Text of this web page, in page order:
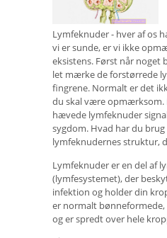
Lymfeknuder - hver af os
vi er sunde, er vi ikke
eksistens. Først når noget
let mærke de forstørrede
fingrene. Normalt er det
du skal være opmærksom.
hævede lymfeknuder
sygdom. Hvad har du
lymfeknudernes struktur,
Lymfeknuder er en del af
(lymfesystemet), der
infektion og holder din
er normalt bønneformede,
og er spredt over hele